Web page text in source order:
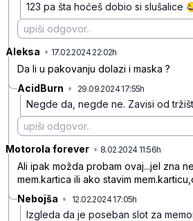
123 pa šta hoćeš dobio si slušalice
Aleksa • 17.02.2024 22:02h
Da li u pakovanju dolazi i maska ?
AcidBurn • 29.09.2024 17:55h
Negde da, negde ne. Zavisi od
Motorola forever • 8.02.2024 11:56h
Ali ipak možda probam ovaj...jel zna
mem.kartica ili ako stavim
Nebojša • 12.02.2024 17:05h
Izgleda da je poseban slot za